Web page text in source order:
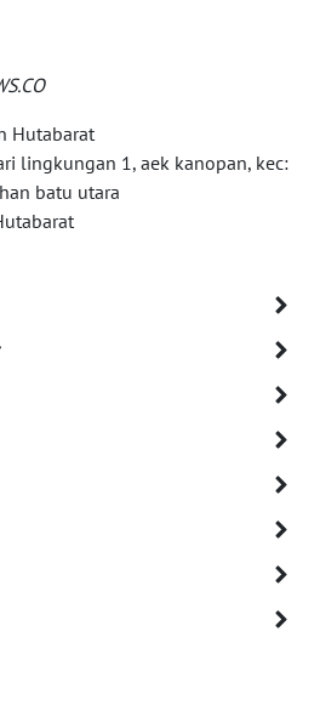
Hutabarat
lingkungan 1, aek kanopan, kec:
batu utara